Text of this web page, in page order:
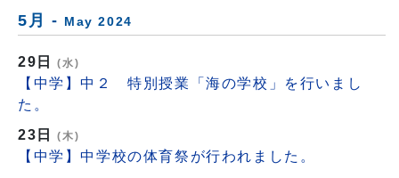
5月 - May 2024
29日(水)
【中学】中２ 特別授業「海の学校」を行いまし
た。
23日(木)
【中学】中学校の体育祭が行われました。